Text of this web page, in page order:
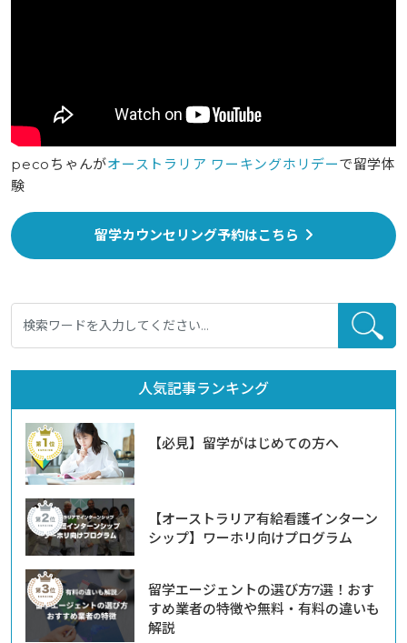
pecoちゃんがオーストラリア ワーキングホリデーで留学体
験
留学カウンセリング予約はこちら
人気記事ランキング
【必見】留学がはじめての方へ
【オーストラリア有給看護インターン
シップ】ワーホリ向けプログラム
留学エージェントの選び方7選！おす
すめ業者の特徴や無料・有料の違いも
解説